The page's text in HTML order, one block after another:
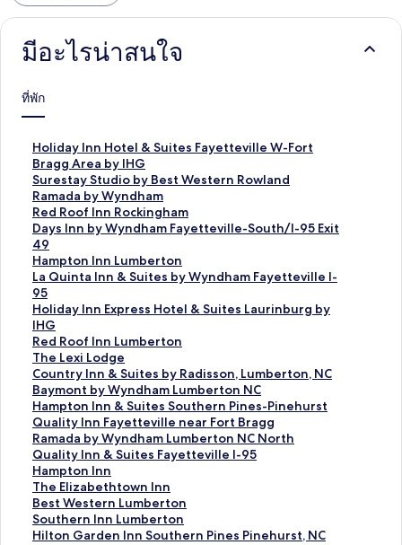
มีอะไรน่าสนใจ
ที่พัก
Holiday Inn Hotel & Suites Fayetteville W-Fort
Bragg Area by IHG
ลิ
ง
ก์
ม
า
ต
ร
ฐ
า
น
สำ
ห
รั
บ
H
o
l
i
d
a
y
I
n
n
H
Surestay Studio by Best Western Rowland
ลิ
ง
ก์
ม
า
ต
ร
ฐ
า
น
สำ
ห
รั
บ
S
u
r
e
s
t
a
y
S
Ramada by Wyndham
ลิ
ง
ก์
ม
า
ต
ร
ฐ
า
น
สำ
ห
รั
บ
R
a
m
a
d
a
b
y
Red Roof Inn Rockingham
ลิ
ง
ก์
ม
า
ต
ร
ฐ
า
น
สำ
ห
รั
บ
R
e
d
R
o
o
f
Days Inn by Wyndham Fayetteville-South/I-95 Exit
49
ลิ
ง
ก์
ม
า
ต
ร
ฐ
า
น
สำ
ห
รั
บ
D
a
y
s
I
n
Hampton Inn Lumberton
ลิ
ง
ก์
ม
า
ต
ร
ฐ
า
น
สำ
ห
รั
บ
H
a
m
p
La Quinta Inn & Suites by Wyndham Fayetteville I-
95
ลิ
ง
ก์
ม
า
ต
ร
ฐ
า
น
สำ
ห
รั
บ
L
a
Q
Holiday Inn Express Hotel & Suites Laurinburg by
IHG
ลิ
ง
ก์
ม
า
ต
ร
ฐ
า
น
สำ
ห
รั
บ
H
Red Roof Inn Lumberton
ลิ
ง
ก์
ม
า
ต
ร
ฐ
า
น
สำ
ห
รั
The Lexi Lodge
ลิ
ง
ก์
ม
า
ต
ร
ฐ
า
น
สำ
ห
Country Inn & Suites by Radisson, Lumberton, NC
ลิ
ง
ก์
ม
า
ต
ร
ฐ
า
น
สำ
Baymont by Wyndham Lumberton NC
ลิ
ง
ก์
ม
า
ต
ร
ฐ
า
น
Hampton Inn & Suites Southern Pines-Pinehurst
ลิ
ง
ก์
ม
า
ต
ร
ฐ
า
Quality Inn Fayetteville near Fort Bragg
ลิ
ง
ก์
ม
า
ต
ร
ฐ
Ramada by Wyndham Lumberton NC North
ลิ
ง
ก์
ม
า
ต
ร
Quality Inn & Suites Fayetteville I-95
ลิ
ง
ก์
ม
า
ต
Hampton Inn
ลิ
ง
ก์
ม
า
The Elizabethtown Inn
ลิ
ง
ก์
ม
Best Western Lumberton
ลิ
ง
ก์
Southern Inn Lumberton
ลิ
ง
Hilton Garden Inn Southern Pines Pinehurst, NC
ลิ